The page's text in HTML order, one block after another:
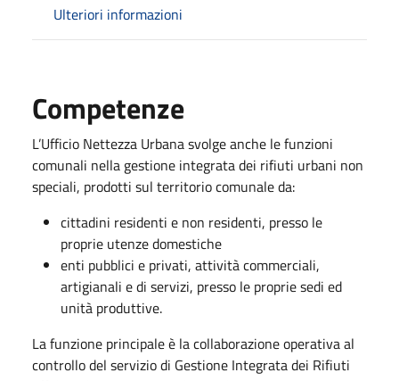
Ulteriori informazioni
Competenze
L’Ufficio Nettezza Urbana svolge anche le funzioni
comunali nella gestione integrata dei rifiuti urbani non
speciali, prodotti sul territorio comunale da:
cittadini residenti e non residenti, presso le
proprie utenze domestiche
enti pubblici e privati, attività commerciali,
artigianali e di servizi, presso le proprie sedi ed
unità produttive.
La funzione principale è la collaborazione operativa al
controllo del servizio di Gestione Integrata dei Rifiuti